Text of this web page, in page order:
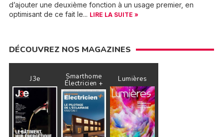
d’ajouter une deuxième fonction à un usage premier, en
optimisant de ce fait le... LIRE LA SUITE »
DÉCOUVREZ NOS MAGAZINES
J3e Smarthome
Électricien + Lumières